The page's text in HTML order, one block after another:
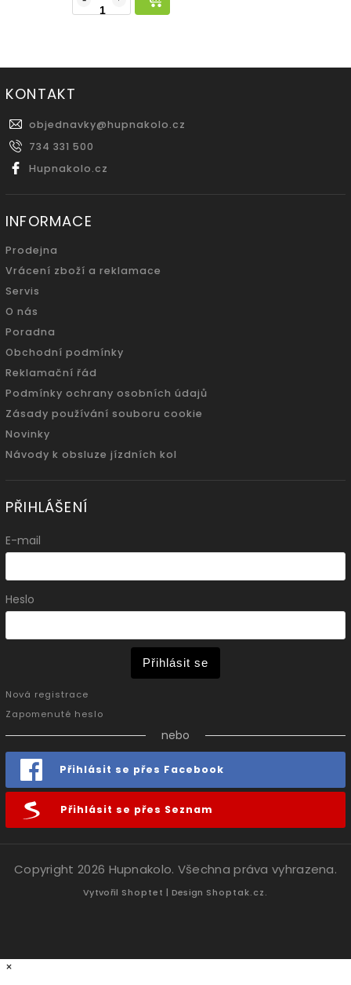
KONTAKT
objednavky@hupnakolo.cz
734 331 500
Hupnakolo.cz
INFORMACE
Prodejna
Vrácení zboží a reklamace
Servis
O nás
Poradna
Obchodní podmínky
Reklamační řád
Podmínky ochrany osobních údajů
Zásady používání souboru cookie
Novinky
Návody k obsluze jízdních kol
PŘIHLÁŠENÍ
E-mail
Heslo
Přihlásit se
Nová registrace
Zapomenuté heslo
nebo
Přihlásit se přes Facebook
Přihlásit se přes Seznam
Copyright 2026 Hupnakolo. Všechna práva vyhrazena.
Vytvořil Shoptet | Design Shoptak.cz.
×